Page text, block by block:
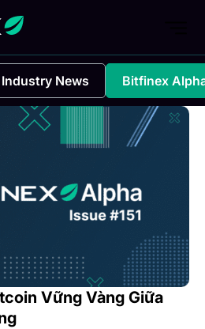
Industry News Bitfinex
Vững Vàng Giữa